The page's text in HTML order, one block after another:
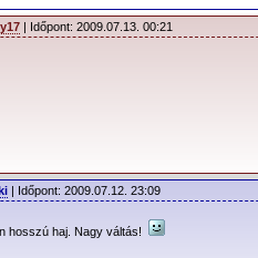
| Időpont: 2009.07.13. 00:21
| Időpont: 2009.07.12. 23:09
hosszú haj. Nagy váltás!